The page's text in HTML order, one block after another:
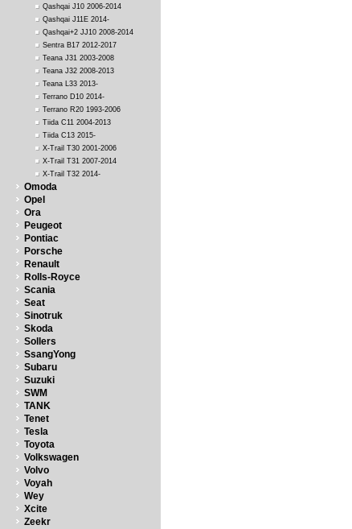
Qashqai J10 2006-2014
Qashqai J11E 2014-
Qashqai+2 JJ10 2008-2014
Sentra B17 2012-2017
Teana J31 2003-2008
Teana J32 2008-2013
Teana L33 2013-
Terrano D10 2014-
Terrano R20 1993-2006
Tiida C11 2004-2013
Tiida C13 2015-
X-Trail T30 2001-2006
X-Trail T31 2007-2014
X-Trail T32 2014-
Omoda
Opel
Ora
Peugeot
Pontiac
Porsche
Renault
Rolls-Royce
Scania
Seat
Sinotruk
Skoda
Sollers
SsangYong
Subaru
Suzuki
SWM
TANK
Tenet
Tesla
Toyota
Volkswagen
Volvo
Voyah
Wey
Xcite
Zeekr